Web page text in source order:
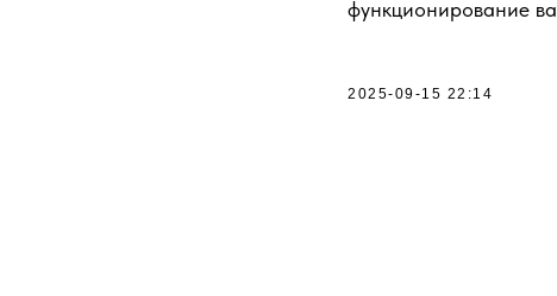
функционирование
2025-09-15 22:14